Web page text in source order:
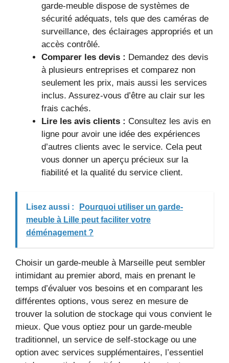
garde-meuble dispose de systèmes de
sécurité adéquats, tels que des caméras de
surveillance, des éclairages appropriés et un
accès contrôlé.
Comparer les devis : Demandez des devis
à plusieurs entreprises et comparez non
seulement les prix, mais aussi les services
inclus. Assurez-vous d’être au clair sur les
frais cachés.
Lire les avis clients : Consultez les avis en
ligne pour avoir une idée des expériences
d’autres clients avec le service. Cela peut
vous donner un aperçu précieux sur la
fiabilité et la qualité du service client.
Lisez aussi :
Pourquoi utiliser un garde-
meuble à Lille peut faciliter votre
déménagement ?
Choisir un garde-meuble à Marseille peut sembler
intimidant au premier abord, mais en prenant le
temps d’évaluer vos besoins et en comparant les
différentes options, vous serez en mesure de
trouver la solution de stockage qui vous convient le
mieux. Que vous optiez pour un garde-meuble
traditionnel, un service de self-stockage ou une
option avec services supplémentaires, l’essentiel